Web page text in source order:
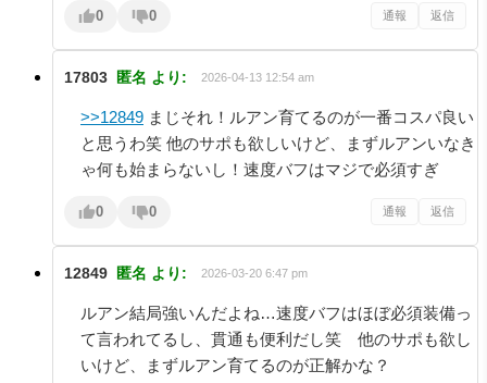
0 0 通報 返信
17803 匿名 より: 2026-04-13 12:54 am
>>12849 まじそれ！ルアン育てるのが一番コスパ良い
と思うわ笑 他のサポも欲しいけど、まずルアンいなき
ゃ何も始まらないし！速度バフはマジで必須すぎ
0 0 通報 返信
12849 匿名 より: 2026-03-20 6:47 pm
ルアン結局強いんだよね…速度バフはほぼ必須装備っ
て言われてるし、貫通も便利だし笑 他のサポも欲し
いけど、まずルアン育てるのが正解かな？